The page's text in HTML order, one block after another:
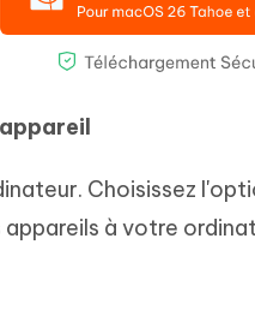
Choisissez
à votre